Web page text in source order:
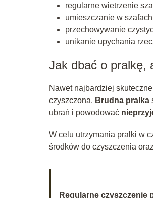
regularne wietrzenie
umieszczanie w
przechowywanie
unikanie upychania
Jak dbać o pralkę,
Nawet najbardziej skuteczne
czyszczona. Brudna pralka
ubrań i powodować
W celu utrzymania pralki w
środków do czyszczenia
Regularne czyszczenie